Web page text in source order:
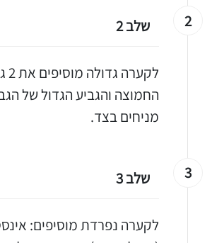
2 שלב 2
החמוצה והגביע הגדול של
מניחים בצד.
3 שלב 3
לקערה נפרדת מוסיפים: